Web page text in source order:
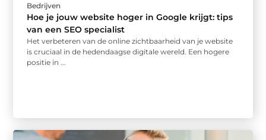
Bedrijven
Hoe je jouw website hoger in Google krijgt: tips
van een SEO specialist
Het verbeteren van de online zichtbaarheid van je website
is cruciaal in de hedendaagse digitale wereld. Een hogere
positie in ...